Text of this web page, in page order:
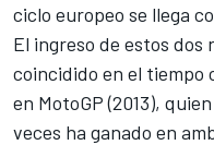
ciclo europeo se llega
El ingreso de estos dos
coincidido en el tiempo
en MotoGP (2013),
veces ha ganado en